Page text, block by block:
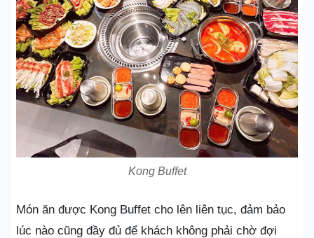
Kong Buffet
Món ăn được Kong Buffet cho lên liên tục, đảm bảo
lúc nào cũng đầy đủ để khách không phải chờ đợi